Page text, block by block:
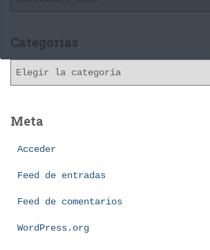
h
o
Categorías
g
Meta
Acceder
Feed de entradas
Feed de comentarios
WordPress.org